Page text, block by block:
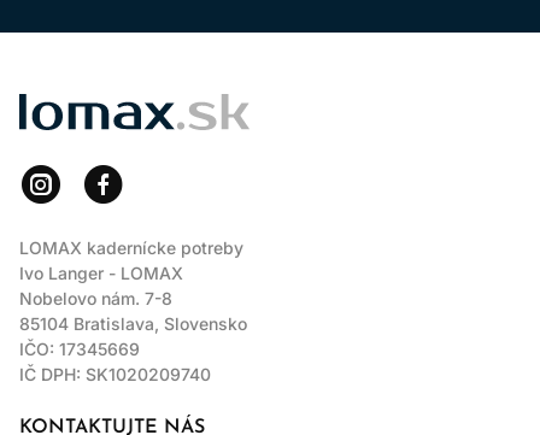
LOMAX
LOMAX kadernícke potreby
Ivo Langer - LOMAX
Nobelovo nám. 7-8
85104 Bratislava, Slovensko
IČO: 17345669
IČ DPH: SK1020209740
KONTAKTUJTE NÁS